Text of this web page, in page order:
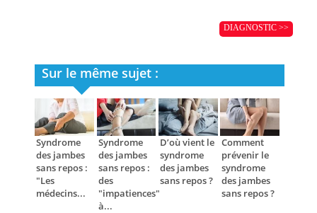
DIAGNOSTIC >>
Sur le même sujet :
Syndrome
des jambes
sans repos :
"Les
médecins...
Syndrome
des jambes
sans repos :
des
"impatiences"
à...
D’où vient le
syndrome
des jambes
sans repos ?
Comment
prévenir le
syndrome
des jambes
sans repos ?